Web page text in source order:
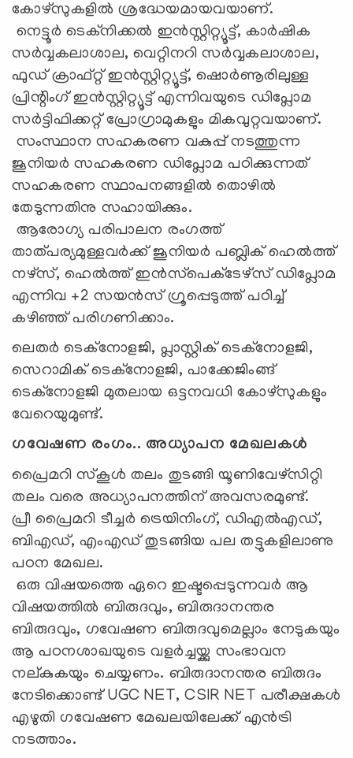
കോഴ്‌സുകളില്‍ ശ്രദ്ധേയമായവയാണ്.
നെട്ടൂര്‍ ടെക്‌നിക്കല്‍ ഇന്‍സ്റ്റിറ്റ്യൂട്ട്, കാര്‍ഷിക
സര്‍വ്വകലാശാല, വെറ്റിനറി സര്‍വ്വകലാശാല,
ഫുഡ് ക്രാഫ്റ്റ് ഇന്‍സ്റ്റിറ്റ്യൂട്ട്, ഷൊര്‍ണൂരിലുള്ള
പ്രിന്റിംഗ് ഇന്‍സ്റ്റിറ്റ്യൂട്ട് എന്നിവയുടെ ഡിപ്ലോമ
സര്‍ട്ടിഫിക്കറ്റ് പ്രോഗ്രാമുകളും മികവുറ്റവയാണ്.
സംസ്ഥാന സഹകരണ വകുപ്പ് നടത്തുന്ന
ജൂനിയര്‍ സഹകരണ ഡിപ്ലോമ പഠിക്കുന്നത്
സഹകരണ സ്ഥാപനങ്ങളില്‍ തൊഴില്‍
തേടുന്നതിനു സഹായിക്കും.
ആരോഗ്യ പരിപാലന രംഗത്ത്
താത്പര്യമുള്ളവര്‍ക്ക് ജൂനിയര്‍ പബ്ലിക് ഹെല്‍ത്ത്
നഴ്‌സ്, ഹെൽത്ത് ഇന്‍സ്‌പെക്‌ടേഴ്‌സ് ഡിപ്ലോമ
എന്നിവ +2 സയൻസ് ഗ്രൂപ്പെടുത്ത് പഠിച്ച്
കഴിഞ്ഞ് പരിഗണിക്കാം.
ലെതര്‍ ടെക്‌നോളജി, പ്ലാസ്റ്റിക് ടെക്‌നോളജി,
സെറാമിക് ടെക്‌നോളജി, പാക്കേജിംങ്ങ്
ടെക്‌നോളജി മുതലായ ഒട്ടനവധി കോഴ്‌സുകളും
വേറെയുമുണ്ട്.
ഗവേഷണ രംഗം.. അധ്യാപന മേഖലകൾ
പ്രൈമറി സ്‌കൂള്‍ തലം തുടങ്ങി യൂണിവേഴ്‌സിറ്റി
തലം വരെ അധ്യാപനത്തിന് അവസരമുണ്ട്.
പ്രീ പ്രൈമറി ടീച്ചര്‍ ട്രെയിനിംഗ്, ഡിഎൽഎഡ്,
ബിഎഡ്, എംഎഡ് തുടങ്ങിയ പല തട്ടുകളിലാണു
പഠന മേഖല.
ഒരു വിഷയത്തെ ഏറെ ഇഷ്ടപ്പെടുന്നവര്‍ ആ
വിഷയത്തില്‍ ബിരുദവും, ബിരുദാനന്തര
ബിരുദവും, ഗവേഷണ ബിരുദവുമെല്ലാം നേടുകയും
ആ പഠനശാഖയുടെ വളര്‍ച്ചയ്ക്കു സംഭാവന
നല്കുകയും ചെയ്യണം. ബിരുദാനന്തര ബിരുദം
നേടിക്കൊണ്ട് UGC NET, CSIR NET പരീക്ഷകൾ
എഴുതി ഗവേഷണ മേഖലയിലേക്ക് എൻട്രി
നടത്താം.